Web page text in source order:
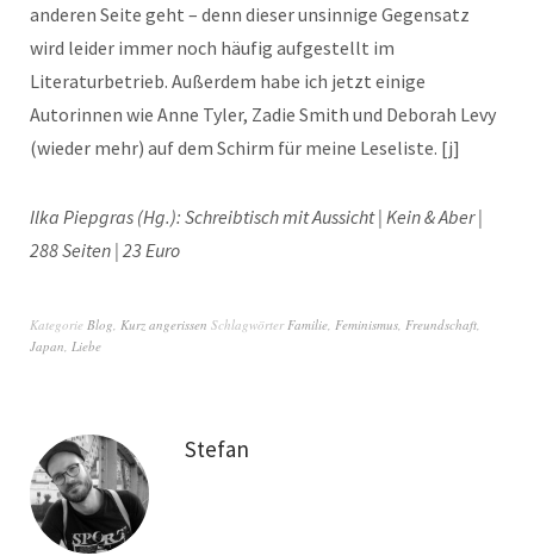
anderen Seite geht – denn dieser unsinnige Gegensatz
wird leider immer noch häufig aufgestellt im
Literaturbetrieb. Außerdem habe ich jetzt einige
Autorinnen wie Anne Tyler, Zadie Smith und Deborah Levy
(wieder mehr) auf dem Schirm für meine Leseliste. [j]
Ilka Piepgras (Hg.): Schreibtisch mit Aussicht | Kein & Aber |
288 Seiten | 23 Euro
Kategorie Blog Kurz angerissen Schlagwörter Familie Feminismus Freundschaft
Japan Liebe
Stefan